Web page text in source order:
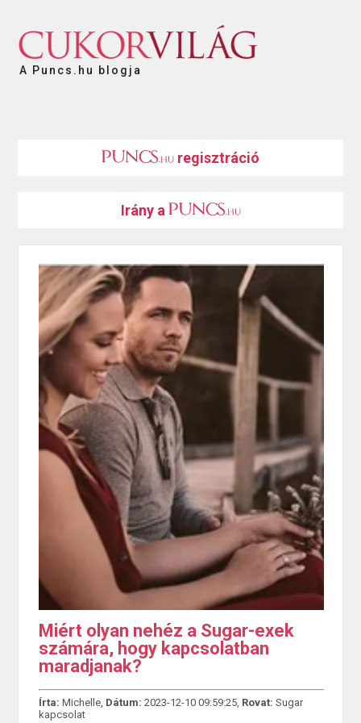
A Puncs.hu blogja
regisztráció
Irány a
Miért olyan nehéz a Sugar-exek
számára, hogy kapcsolatban
maradjanak?
Írta: Michelle, Dátum: 2023-12-10 09:59:25, Rovat: Sugar
kapcsolat